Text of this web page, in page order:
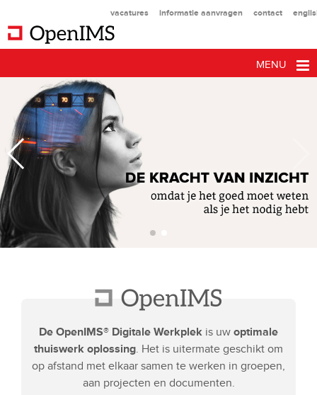
De OpenIMS® Digitale Werkplek is uw optimale
thuiswerk oplossing . Het is uitermate geschikt om
op afstand met elkaar samen te werken in groepen,
aan projecten en documenten.
vacatures informatie aanvragen contact
MENU